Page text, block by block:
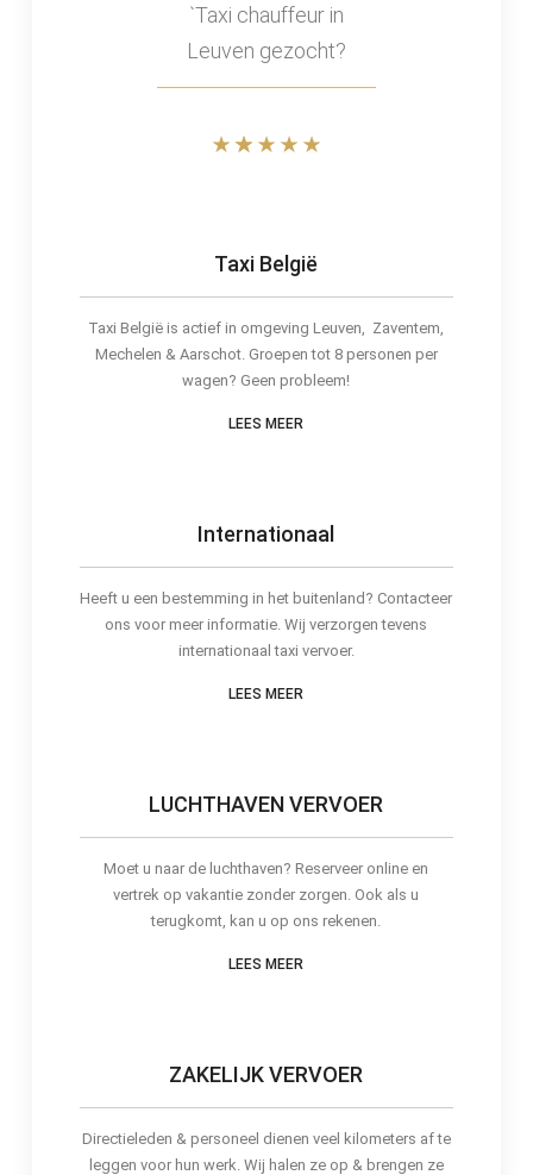
`Taxi chauffeur in
Leuven gezocht?
Taxi België
Taxi België is actief in omgeving Leuven, Zaventem,
Mechelen & Aarschot. Groepen tot 8 personen per
wagen? Geen probleem!
LEES MEER
Internationaal
Heeft u een bestemming in het buitenland? Contacteer
ons voor meer informatie. Wij verzorgen tevens
internationaal taxi vervoer.
LEES MEER
LUCHTHAVEN VERVOER
Moet u naar de luchthaven? Reserveer online en
vertrek op vakantie zonder zorgen. Ook als u
terugkomt, kan u op ons rekenen.
LEES MEER
ZAKELIJK VERVOER
Directieleden & personeel dienen veel kilometers af te
leggen voor hun werk. Wij halen ze op & brengen ze